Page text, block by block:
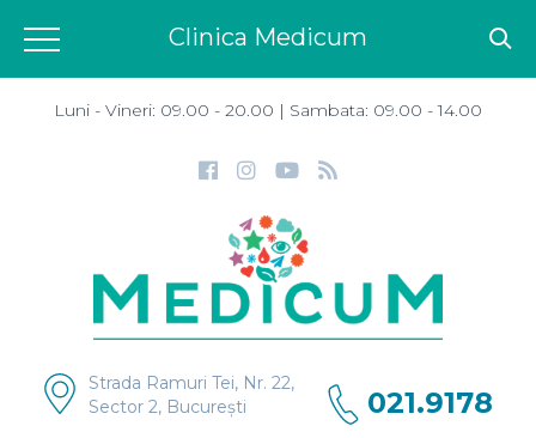
Luni - Vineri: 09.00 - 20.00 | Sambata: 09.00 - 14.00
Strada Ramuri Tei, Nr. 22,
Sector 2, București
021.9178
Clinica Medicum